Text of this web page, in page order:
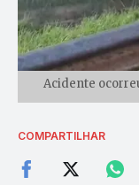
Acidente
COMPARTILHAR